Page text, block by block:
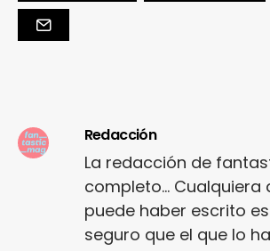
Redacción
La redacción de
completo... Cualquiera
puede haber escrito
seguro que el que lo